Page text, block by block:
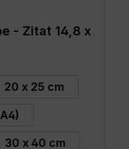
- Zitat 14,8 x
20 x 25 cm
30 x 40 cm